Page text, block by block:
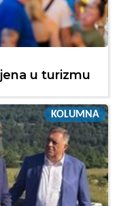
u turizmu
KOLUMNA